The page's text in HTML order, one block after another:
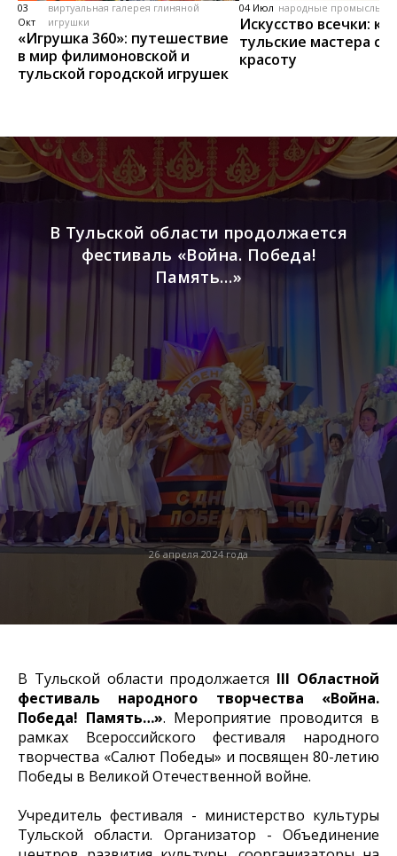
03
Окт
виртуальная галерея глиняной
игрушки
«Игрушка 360»: путешествие
в мир филимоновской и
тульской городской игрушек
04 Июл народные промыслы,
Искусство всечки: как
тульские мастера
красоту
26 апреля 2024 года
В Тульской области продолжается
фестиваль «Война. Победа!
Память…»
В Тульской области продолжается III Областной
фестиваль народного творчества «Война.
Победа! Память…». Мероприятие проводится в
рамках Всероссийского фестиваля народного
творчества «Салют Победы» и посвящен 80-летию
Победы в Великой Отечественной войне.
Учредитель фестиваля - министерство культуры
Тульской области. Организатор - Объединение